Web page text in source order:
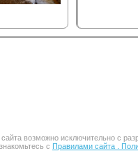
возможно исключительно с
с Правилами сайта .